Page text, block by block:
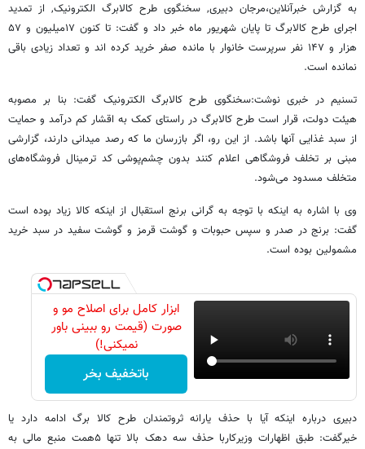
به گزارش خبرآنلاین،مرجان دبیری, سخنگوی طرح کالابرگ الکترونیک, از تمدید
اجرای طرح کالابرگ تا پایان شهریور ماه خبر داد و گفت: تا کنون ۱۷میلیون و ۵۷
هزار و ۱۴۷ نفر سرپرست خانوار با مانده صفر خرید کرده اند و تعداد زیادی باقی
نمانده است.
تسنیم در خبری نوشت:سخنگوی طرح کالابرگ الکترونیک گفت: بنا بر مصوبه
هیئت دولت، قرار است طرح کالابرگ در راستای کمک به اقشار کم درآمد و حمایت
از سبد غذایی آنها باشد. از این رو، اگر بازرسان ما که رصد میدانی دارند، گزارشی
مبنی بر تخلف فروشگاهی اعلام کنند بدون چشم‌پوشی کد ترمینال فروشگاه‌های
متخلف مسدود می‌شود.
وی با اشاره به اینکه با توجه به گرانی برنج استقبال از اینکه کالا زیاد بوده است
گفت: برنج در صدر و سپس حبوبات و گوشت قرمز و گوشت سفید در سبد خرید
مشمولین بوده است.
ابزار کامل برای اصلاح مو و
صورت (قیمت رو ببینی باور
نمیکنی!)
باتخفیف بخر
دبیری درباره اینکه آیا با حذف یارانه ثروتمندان طرح کالا برگ ادامه دارد یا
خیرگفت: طبق اظهارات وزیرکاربا حذف سه دهک بالا تنها ۵همت منبع مالی به